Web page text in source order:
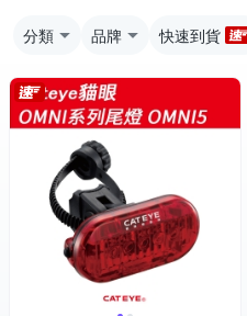
分類 品牌 快速到貨